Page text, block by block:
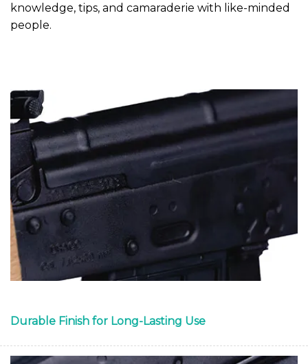
knowledge, tips, and camaraderie with like-minded
people.
Durable Finish for Long-Lasting Use